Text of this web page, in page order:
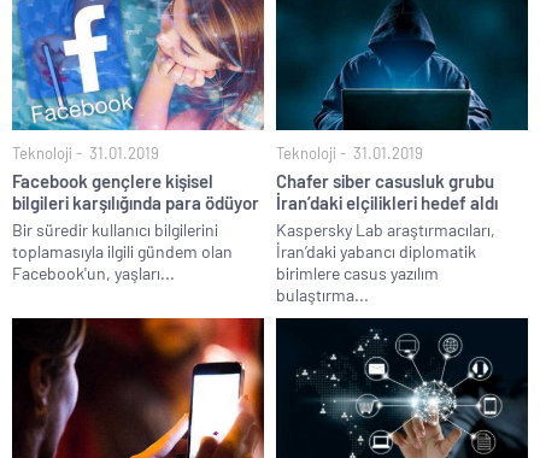
Teknoloji 31.01.2019
Facebook gençlere kişisel
bilgileri karşılığında para ödüyor
Bir süredir kullanıcı bilgilerini
toplamasıyla ilgili gündem olan
Facebook'un, yaşları...
Teknoloji 31.01.2019
Chafer siber casusluk grubu
İran’daki elçilikleri hedef aldı
Kaspersky Lab araştırmacıları,
İran’daki yabancı diplomatik
birimlere casus yazılım
bulaştırma...